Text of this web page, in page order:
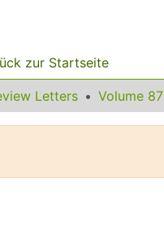
zur Startseite
Letters Volume 87